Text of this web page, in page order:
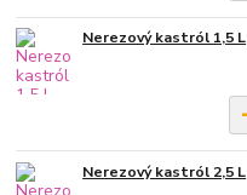
Nerezový kastról 1,5 L
Nerezový kastról 2,5 L